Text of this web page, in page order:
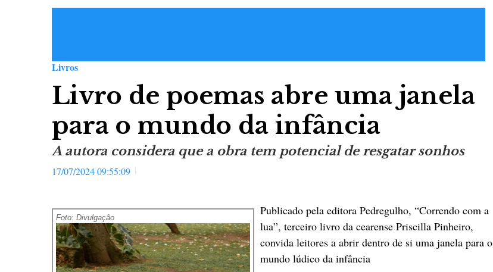
Livros
Livro de poemas abre uma janela
para o mundo da infância
A autora considera que a obra tem potencial de resgatar sonhos
17/07/2024 09:55:09
Foto: Divulgação
Publicado pela editora Pedregulho, “Correndo com a
lua”, terceiro livro da cearense Priscilla Pinheiro,
convida leitores a abrir dentro de si uma janela para o
mundo lúdico da infância